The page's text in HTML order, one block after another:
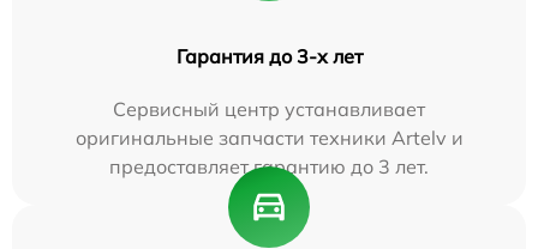
Гарантия до 3-х лет
Сервисный центр устанавливает
оригинальные запчасти техники Artelv и
предоставляет гарантию до 3 лет.